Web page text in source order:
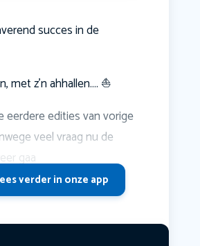
succes in de
met z’n ahhallen…. ️⛵️
eerdere edities van vorige
veel vraag nu de
gaa
verder in onze app